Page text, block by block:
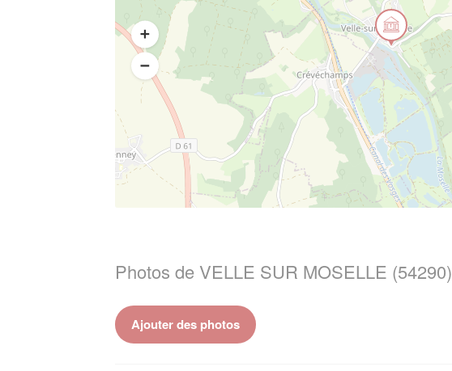
Photos de VELLE SUR MOSELLE (54290)
Ajouter des photos